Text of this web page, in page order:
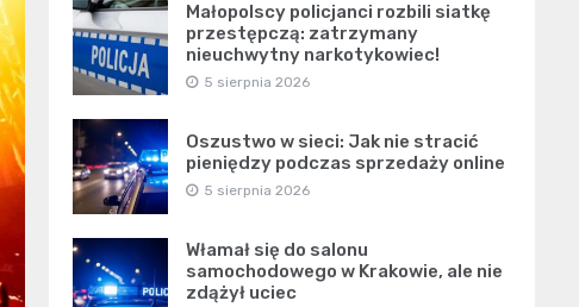
Małopolscy policjanci rozbili siatkę
przestępczą: zatrzymany
nieuchwytny narkotykowiec!
5 sierpnia 2026
Oszustwo w sieci: Jak nie stracić
pieniędzy podczas sprzedaży online
5 sierpnia 2026
Włamał się do salonu
samochodowego w Krakowie, ale nie
zdążył uciec